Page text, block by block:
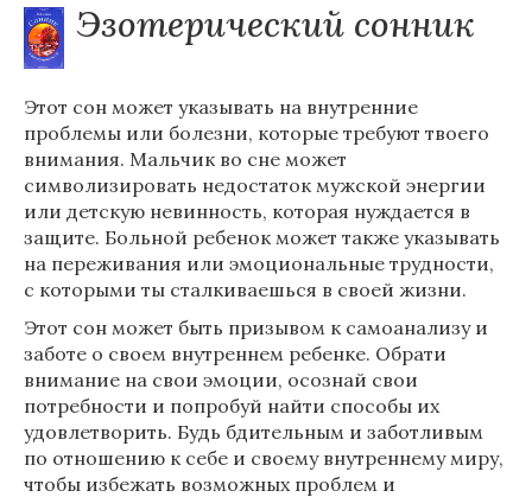
Эзотерический сонник
Этот сон может указывать на внутренние
проблемы или болезни, которые требуют твоего
внимания. Мальчик во сне может
символизировать недостаток мужской энергии
или детскую невинность, которая нуждается в
защите. Больной ребенок может также указывать
на переживания или эмоциональные трудности,
с которыми ты сталкиваешься в своей жизни.
Этот сон может быть призывом к самоанализу и
заботе о своем внутреннем ребенке. Обрати
внимание на свои эмоции, осознай свои
потребности и попробуй найти способы их
удовлетворить. Будь бдительным и заботливым
по отношению к себе и своему внутреннему миру,
чтобы избежать возможных проблем и